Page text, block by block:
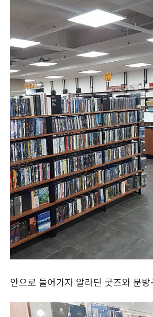
안으로 들어가자 알라딘 굿즈와 문